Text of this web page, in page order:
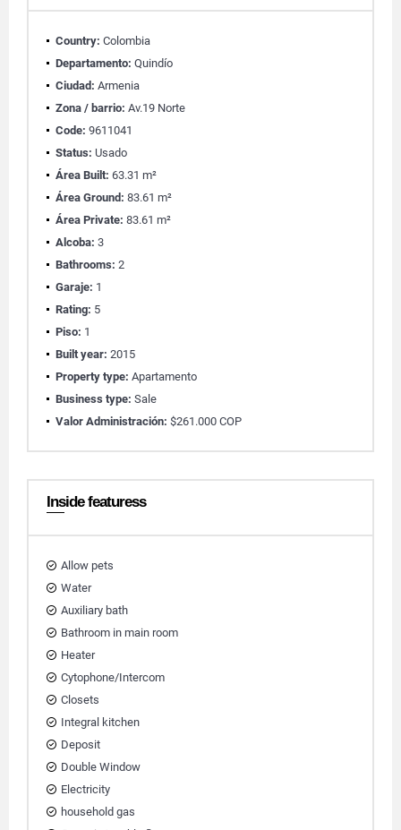
Country: Colombia
Departamento: Quindío
Ciudad: Armenia
Zona / barrio: Av.19 Norte
Code: 9611041
Status: Usado
Área Built: 63.31 m²
Área Ground: 83.61 m²
Área Private: 83.61 m²
Alcoba: 3
Bathrooms: 2
Garaje: 1
Rating: 5
Piso: 1
Built year: 2015
Property type: Apartamento
Business type: Sale
Valor Administración: $261.000 COP
Inside featuress
Allow pets
Water
Auxiliary bath
Bathroom in main room
Heater
Cytophone/Intercom
Closets
Integral kitchen
Deposit
Double Window
Electricity
household gas